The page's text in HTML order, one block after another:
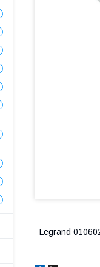
Legrand